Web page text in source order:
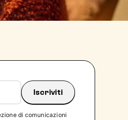
di comunicazioni